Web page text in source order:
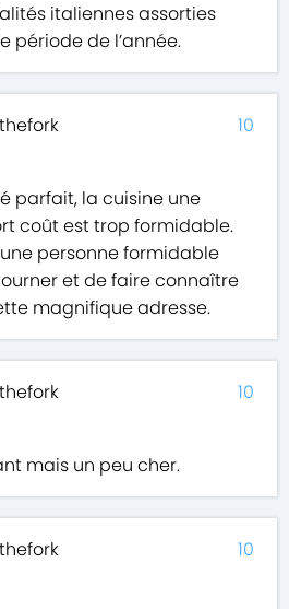
italiennes assorties
période de l’année.
thefork
parfait, la cuisine une
coût est trop formidable.
une personne formidable
et de faire connaître
magnifique adresse.
10
thefork
mais un peu cher.
10
thefork 10